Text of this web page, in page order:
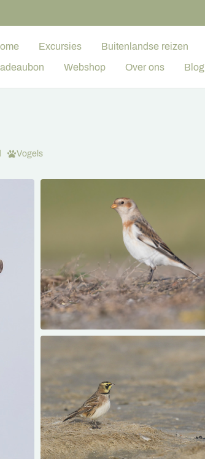
Excursies Buitenlandse reizen
Webshop Over ons Blog
Vogels